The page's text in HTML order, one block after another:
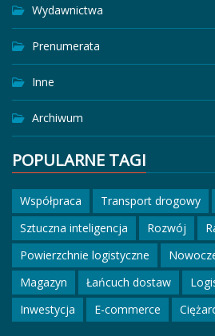
Wydawnictwa
Prenumerata
Inne
Archiwum
POPULARNE TAGI
Współpraca Transport drogowy
Sztuczna inteligencja
Rozwój
Powierzchnie logistyczne
Magazyn
Łańcuch dostaw
Inwestycja
E-commerce